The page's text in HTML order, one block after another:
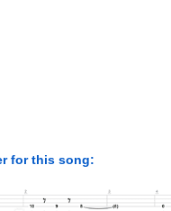
for this song: